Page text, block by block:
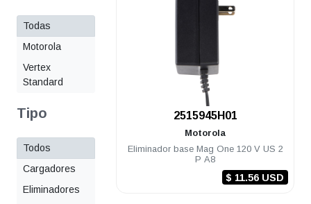
Todas
Motorola
Vertex
Standard
Tipo
Todos
Cargadores
Eliminadores
2515945H01
Motorola
Eliminador base Mag One 120 V US 2
P A8
$ 11.56 USD